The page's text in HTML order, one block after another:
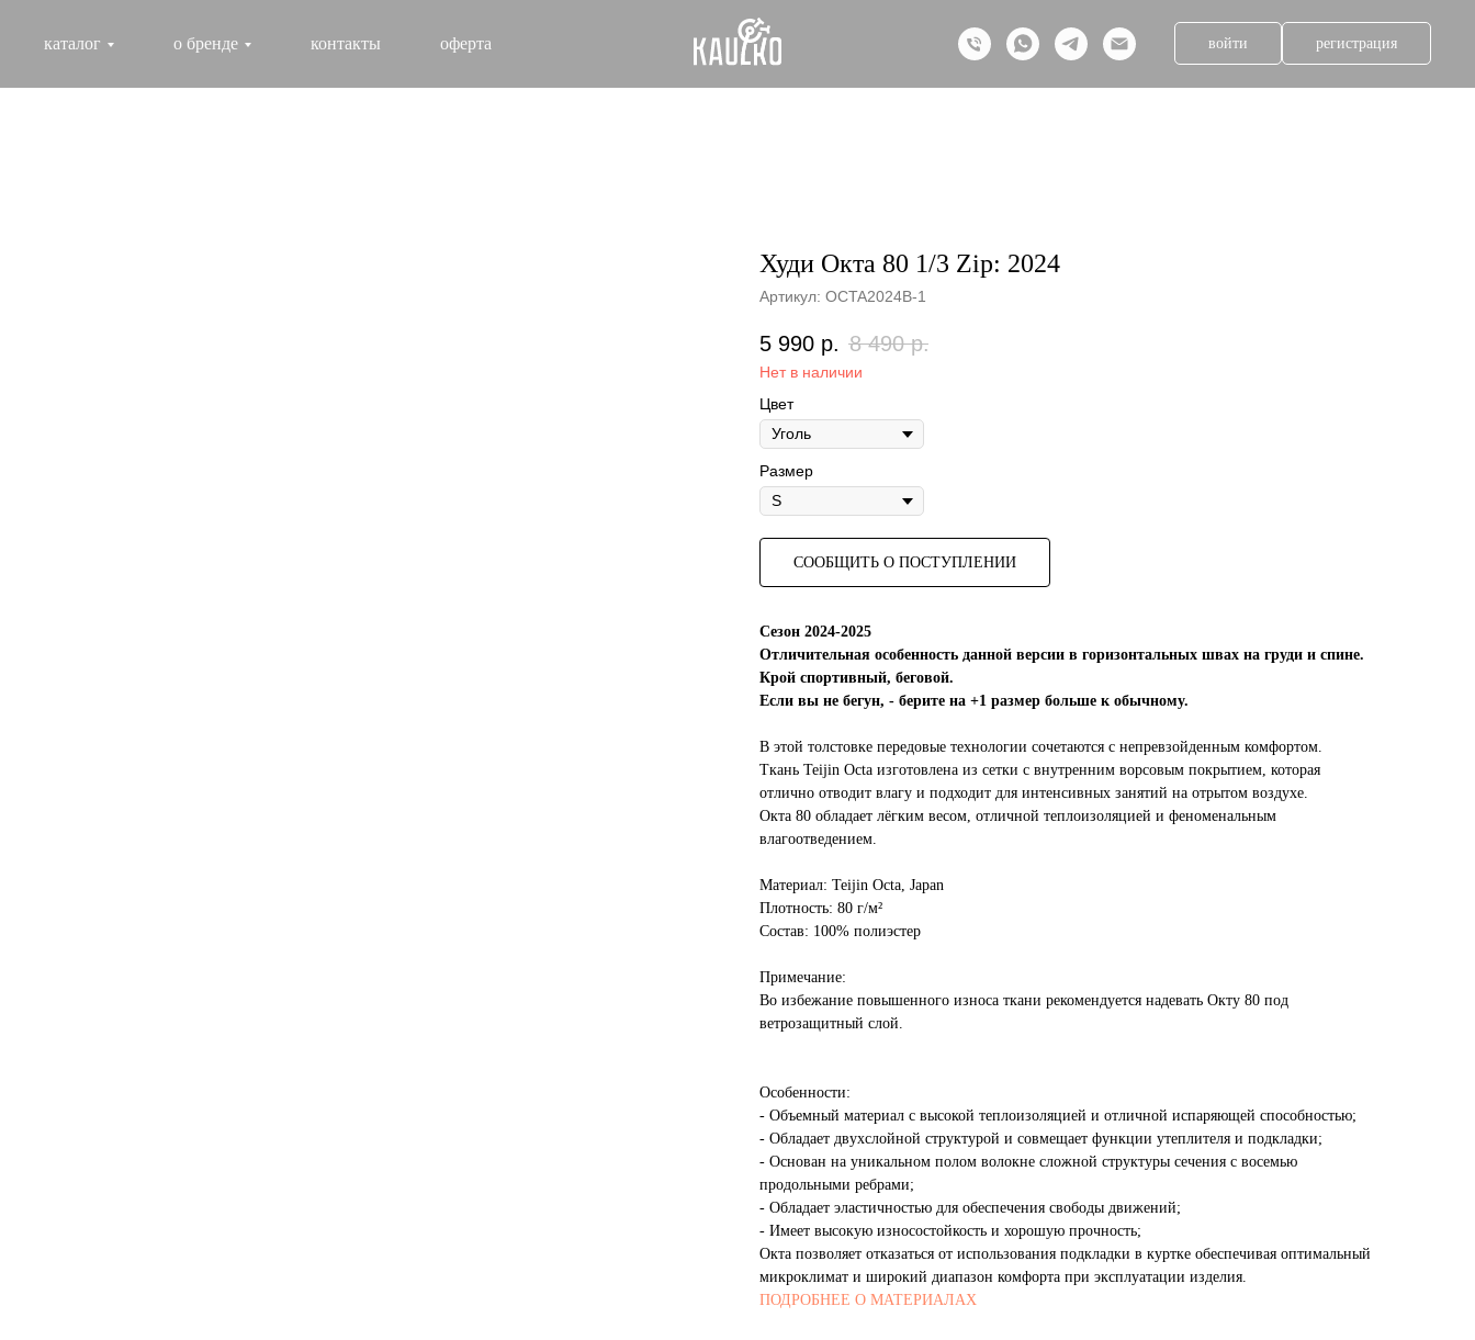
каталог о бренде контакты оферта войти регистрация
Худи Окта 80 1/3 Zip: 2024
Артикул: OCTA2024B-1
5 990 р. 8 490 р.
Нет в наличии
Цвет
Размер
СООБЩИТЬ О ПОСТУПЛЕНИИ
Сезон 2024-2025
Отличительная особенность данной версии в горизонтальных швах на груди и спине.
Крой спортивный, беговой.
Если вы не бегун, - берите на +1 размер больше к обычному.
В этой толстовке передовые технологии сочетаются с непревзойденным комфортом.
Ткань Teijin Octa изготовлена из сетки с внутренним ворсовым покрытием, которая
отлично отводит влагу и подходит для интенсивных занятий на отрытом воздухе.
Окта 80 обладает лёгким весом, отличной теплоизоляцией и феноменальным
влагоотведением.
Материал: Teijin Octa, Japan
Плотность: 80 г/м²
Состав: 100% полиэстер
Примечание:
Во избежание повышенного износа ткани рекомендуется надевать Окту 80 под
ветрозащитный слой.
Особенности:
- Объемный материал с высокой теплоизоляцией и отличной испаряющей способностью;
- Обладает двухслойной структурой и совмещает функции утеплителя и подкладки;
- Основан на уникальном полом волокне сложной структуры сечения с восемью
продольными ребрами;
- Обладает эластичностью для обеспечения свободы движений;
- Имеет высокую износостойкость и хорошую прочность;
Окта позволяет отказаться от использования подкладки в куртке обеспечивая оптимальный
микроклимат и широкий диапазон комфорта при эксплуатации изделия.
ПОДРОБНЕЕ О МАТЕРИАЛАХ